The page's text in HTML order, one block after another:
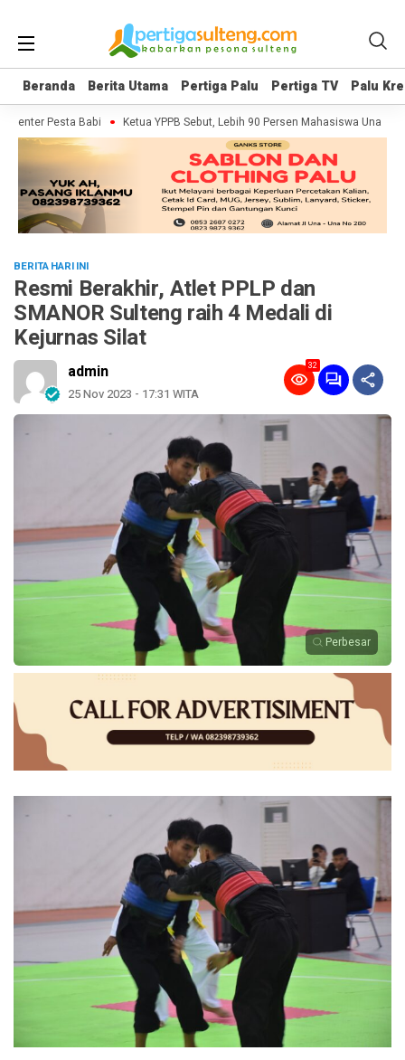
Beranda Berita Utama Pertiga Palu Pertiga TV Palu
Beranda Berita Utama Pertiga Palu Pertiga TV Palu
Pesta Babi Ketua YPPB Sebut, Lebih 90 Persen Mahasiswa Unazlam
BERITA HARI INI
Resmi Berakhir, Atlet PPLP dan
SMANOR Sulteng raih 4 Medali di
Kejurnas Silat
admin
25 Nov 2023 - 17:31 WITA
32
Perbesar